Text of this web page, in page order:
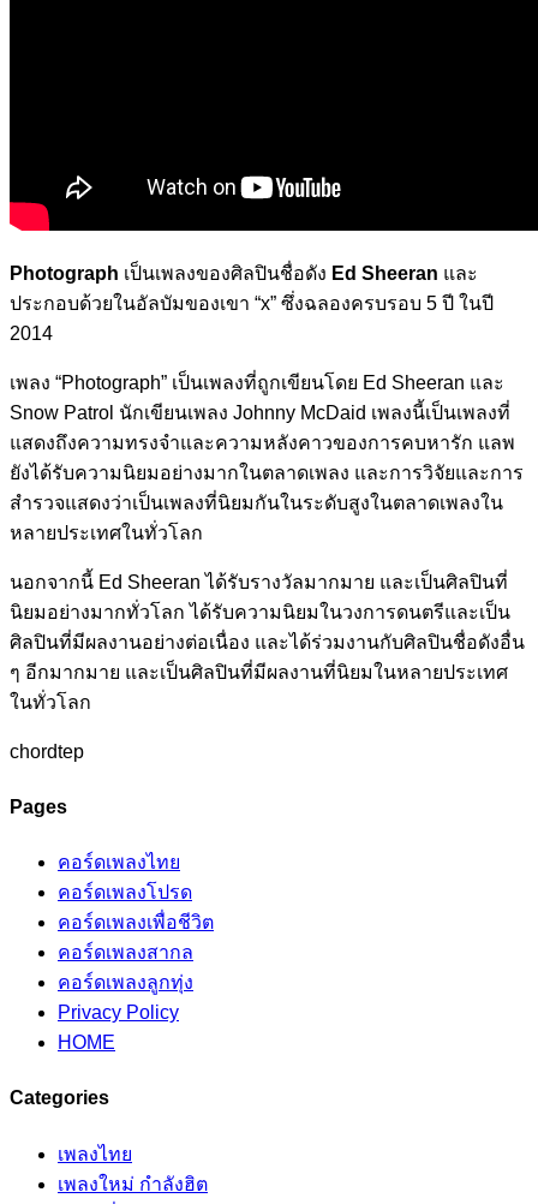
Photograph เป็นเพลงของศิลปินชื่อดัง Ed Sheeran และ
ประกอบด้วยในอัลบัมของเขา “x” ซึ่งฉลองครบรอบ 5 ปี ในปี
2014
เพลง “Photograph” เป็นเพลงที่ถูกเขียนโดย Ed Sheeran และ
Snow Patrol นักเขียนเพลง Johnny McDaid เพลงนี้เป็นเพลงที่
แสดงถึงความทรงจำและความหลังคาวของการคบหารัก แลพ
ยังได้รับความนิยมอย่างมากในตลาดเพลง และการวิจัยและการ
สำรวจแสดงว่าเป็นเพลงที่นิยมกันในระดับสูงในตลาดเพลงใน
หลายประเทศในทั่วโลก
นอกจากนี้ Ed Sheeran ได้รับรางวัลมากมาย และเป็นศิลปินที่
นิยมอย่างมากทั่วโลก ได้รับความนิยมในวงการดนตรีและเป็น
ศิลปินที่มีผลงานอย่างต่อเนื่อง และได้ร่วมงานกับศิลปินชื่อดังอื่น
ๆ อีกมากมาย และเป็นศิลปินที่มีผลงานที่นิยมในหลายประเทศ
ในทั่วโลก
chordtep
Pages
คอร์ดเพลงไทย
คอร์ดเพลงโปรด
คอร์ดเพลงเพื่อชีวิต
คอร์ดเพลงสากล
คอร์ดเพลงลูกทุ่ง
Privacy Policy
HOME
Categories
เพลงไทย
เพลงใหม่ กำลังฮิต